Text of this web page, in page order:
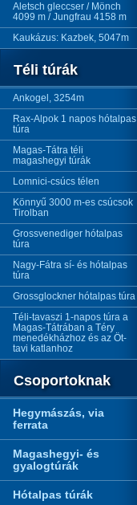
Aletsch gleccser / Mönch
4099 m / Jungfrau 4158 m
Kaukázus: Kazbek, 5047m
Téli túrák
Ankogel, 3254m
Rax-Alpok 1 napos hótalpas
túra
Magas-Tátra téli
magashegyi túrák
Lomnici-csúcs télen
Könnyű 3000 m-es csúcsok
Tirolban
Grossvenediger hótalpas
túra
Nagy-Fátra sí- és hótalpas
túra
Grossglockner hótalpas túra
Téli-tavaszi 1-napos túra a
Magas-Tátrában a Téry
menedékházhoz és az Öt-
tavi katlanhoz
Csoportoknak
Hegymászás, via
ferrata
Magashegyi- és
gyalogtúrák
Hótalpas túrák